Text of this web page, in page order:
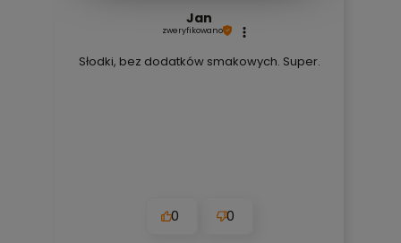
Jan
zweryfikowano
Słodki, bez dodatków smakowych. Super.
0 0